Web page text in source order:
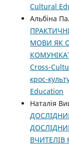
Cultural
Альбіна
МОВИ ЯК
Cross-
крос-
Education
Наталія